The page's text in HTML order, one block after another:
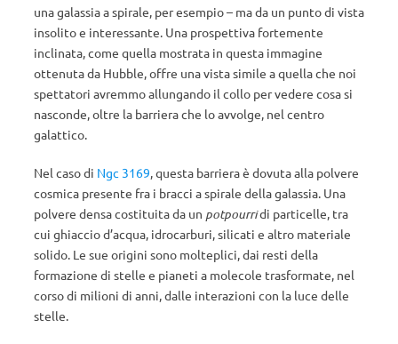
una galassia a spirale, per esempio – ma da un punto di vista
insolito e interessante. Una prospettiva fortemente
inclinata, come quella mostrata in questa immagine
ottenuta da Hubble, offre una vista simile a quella che noi
spettatori avremmo allungando il collo per vedere cosa si
nasconde, oltre la barriera che lo avvolge, nel centro
galattico.
Nel caso di Ngc 3169, questa barriera è dovuta alla polvere
cosmica presente fra i bracci a spirale della galassia. Una
polvere densa costituita da un potpourridi particelle, tra
cui ghiaccio d’acqua, idrocarburi, silicati e altro materiale
solido. Le sue origini sono molteplici, dai resti della
formazione di stelle e pianeti a molecole trasformate, nel
corso di milioni di anni, dalle interazioni con la luce delle
stelle.